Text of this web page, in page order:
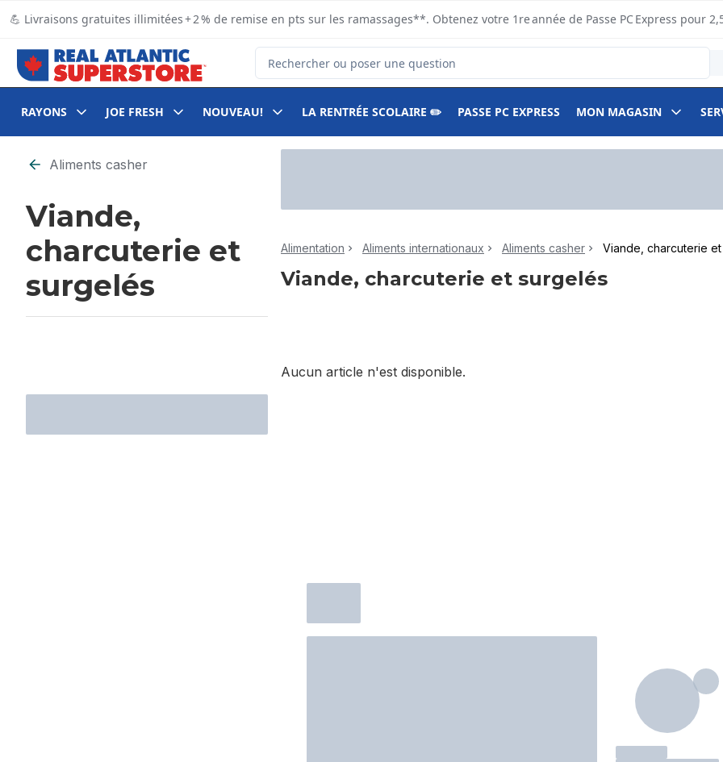
💪 Livraisons gratuites illimitées + 2 % de remise en pts sur les ramassages**. Obtenez votre 1re année de Passe PC Express pour
Rechercher des produits
RAYONS JOE FRESH NOUVEAU! LA RENTRÉE SCOLAIRE ✏️ PASSE PC EXPRESS MON MAGASIN
Passer au filtrage du contenu
Aliments casher
Viande,
charcuterie et
surgelés
Alimentation Aliments internationaux Aliments casher Viande, charcuterie
Viande, charcuterie et surgelés
Aucun article n'est disponible.